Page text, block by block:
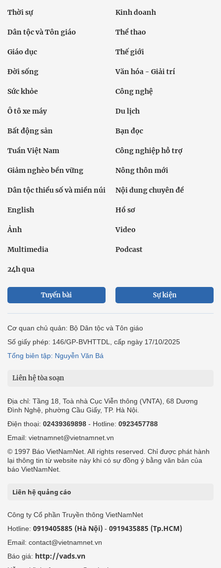
Thời sự Kinh doanh
Dân tộc và Tôn giáo Thể thao
Giáo dục Thế giới
Đời sống Văn hóa - Giải trí
Sức khỏe Công nghệ
Ô tô xe máy Du lịch
Bất động sản Bạn đọc
Tuần Việt Nam Công nghiệp hỗ trợ
Giảm nghèo bền vững Nông thôn mới
Dân tộc thiểu số và miền núi Nội dung chuyên đề
English Hồ sơ
Ảnh Video
Multimedia Podcast
24h qua
Tuyến bài Sự kiện
Cơ quan chủ quản: Bộ Dân tộc và Tôn giáo
Số giấy phép: 146/GP-BVHTTDL, cấp ngày 17/10/2025
Tổng biên tập: Nguyễn Văn Bá
Liên hệ tòa soạn
Địa chỉ: Tầng 18, Toà nhà Cục Viễn thông (VNTA), 68 Dương
Đình Nghệ, phường Cầu Giấy, TP. Hà Nội.
Điện thoại: 02439369898 - Hotline: 0923457788
Email: vietnamnet@vietnamnet.vn
© 1997 Báo VietNamNet. All rights reserved. Chỉ được phát hành
lại thông tin từ website này khi có sự đồng ý bằng văn bản của
báo VietNamNet.
Liên hệ quảng cáo
Công ty Cổ phần Truyền thông VietNamNet
Hotline: 0919405885 (Hà Nội) - 0919435885 (Tp.HCM)
Email: contact@vietnamnet.vn
Báo giá: http://vads.vn